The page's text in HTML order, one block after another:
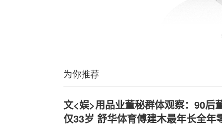
为你推荐
文<娱>用品业董秘群体观察：90后
仅33岁 舒华体育傅建木最年长全年